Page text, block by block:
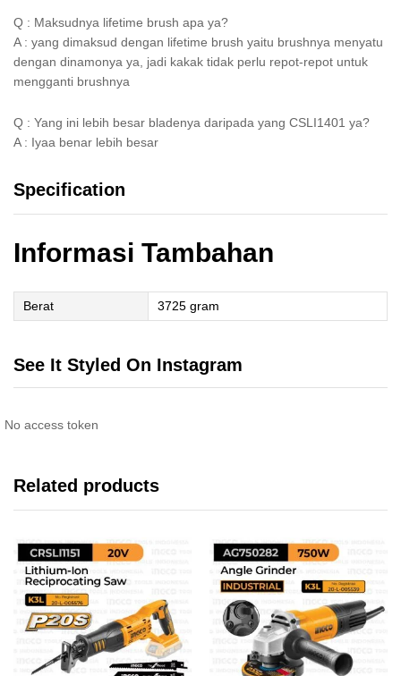
Q : Maksudnya lifetime brush apa ya?
A : yang dimaksud dengan lifetime brush yaitu brushnya menyatu
dengan dinamonya ya, jadi kakak tidak perlu repot-repot untuk
mengganti brushnya
Q : Yang ini lebih besar bladenya daripada yang CSLI1401 ya?
A : Iyaa benar lebih besar
Specification
Informasi Tambahan
Berat 3725 gram
See It Styled On Instagram
No access token
Related products